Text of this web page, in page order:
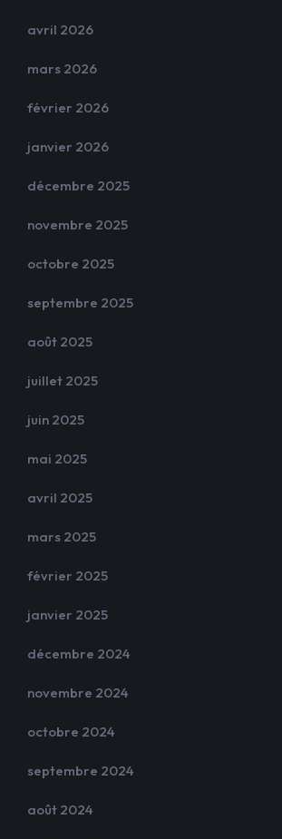
avril 2026
mars 2026
février 2026
janvier 2026
décembre 2025
novembre 2025
octobre 2025
septembre 2025
août 2025
juillet 2025
juin 2025
mai 2025
avril 2025
mars 2025
février 2025
janvier 2025
décembre 2024
novembre 2024
octobre 2024
septembre 2024
août 2024